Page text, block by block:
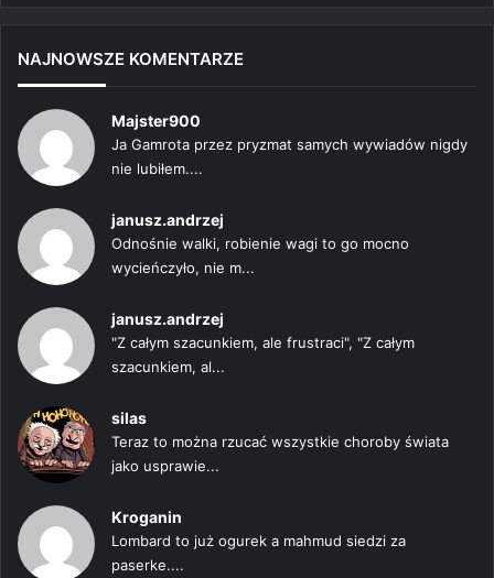
NAJNOWSZE KOMENTARZE
Majster900
Ja Gamrota przez pryzmat samych wywiadów nigdy
nie lubiłem....
janusz.andrzej
Odnośnie walki, robienie wagi to go mocno
wycieńczyło, nie m...
janusz.andrzej
"Z całym szacunkiem, ale frustraci", "Z całym
szacunkiem, al...
silas
Teraz to można rzucać wszystkie choroby świata
jako usprawie...
Kroganin
Lombard to już ogurek a mahmud siedzi za
paserke....